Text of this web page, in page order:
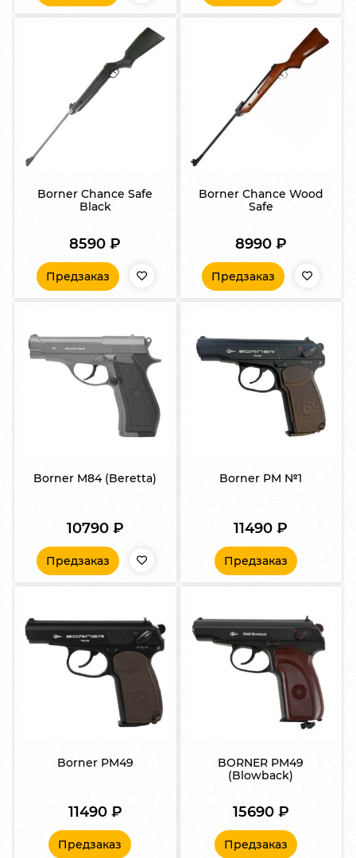
Borner Chance Safe
Black
8590₽
Предзаказ
Borner Chance Wood
Safe
8990 ₽
Предзаказ
Borner M84 (Beretta)
10790 ₽
Предзаказ
Borner PM №1
11490₽
Предзаказ
Borner PM49
11490 ₽
Предзаказ
BORNER PM49
(Blowback)
15690 ₽
Предзаказ